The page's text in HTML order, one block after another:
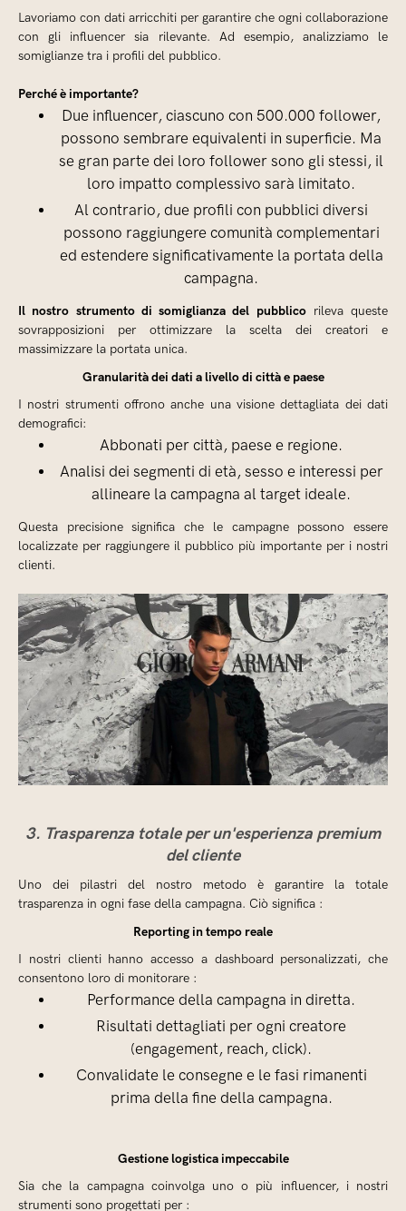
Lavoriamo con dati arricchiti per garantire che ogni collaborazione
con gli influencer sia rilevante. Ad esempio, analizziamo le
somiglianze tra i profili del pubblico.
Perché è importante?
Due influencer, ciascuno con 500.000 follower,
possono sembrare equivalenti in superficie. Ma
se gran parte dei loro follower sono gli stessi, il
loro impatto complessivo sarà limitato.
Al contrario, due profili con pubblici diversi
possono raggiungere comunità complementari
ed estendere significativamente la portata della
campagna.
Il nostro strumento di somiglianza del pubblicorileva queste
sovrapposizioni per ottimizzare la scelta dei creatori e
massimizzare la portata unica.
Granularità dei dati a livello di città e paese
I nostri strumenti offrono anche una visione dettagliata dei dati
demografici:
Abbonati per città, paese e regione.
Analisi dei segmenti di età, sesso e interessi per
allineare la campagna al target ideale.
Questa precisione significa che le campagne possono essere
localizzate per raggiungere il pubblico più importante per i nostri
clienti.
3. Trasparenza totale per un'esperienza premium
del cliente
Uno dei pilastri del nostro metodo è garantire la totale
trasparenza in ogni fase della campagna. Ciò significa :
Reporting in tempo reale
I nostri clienti hanno accesso a dashboard personalizzati, che
consentono loro di monitorare :
Performance della campagna in diretta.
Risultati dettagliati per ogni creatore
(engagement, reach, click).
Convalidate le consegne e le fasi rimanenti
prima della fine della campagna.
Gestione logistica impeccabile
Sia che la campagna coinvolga uno o più influencer, i nostri
strumenti sono progettati per :